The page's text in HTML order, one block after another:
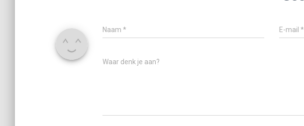
Naam * E-mail*
Waar denk je aan?